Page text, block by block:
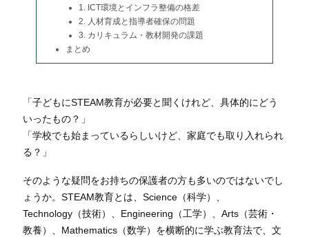
1. ICT環境とインフラ整備の格差
2. 人材育成と指導者確保の問題
3. カリキュラム・教材開発の課題
まとめ
「子どもにSTEAM教育が必要と聞くけれど、具体的にどう
いったもの？」
「学校でも始まっているらしいけど、家庭でも取り入れられ
る？」
そのような疑問をお持ちの保護者の方も多いのではないでし
ょうか。STEAM教育とは、Science（科学）、
Technology（技術）、Engineering（工学）、Arts（芸術・
教養）、Mathematics（数学）を横断的に学ぶ教育法で、文